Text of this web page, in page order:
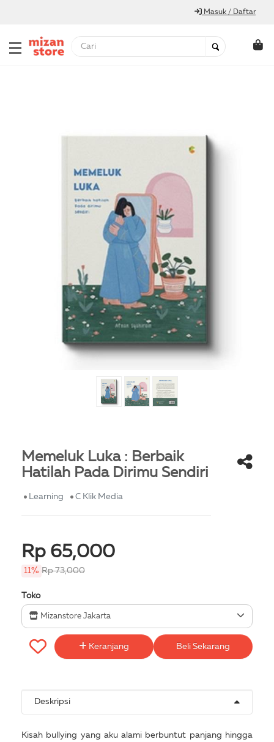
Masuk / Daftar
Memeluk Luka : Berbaik
Hatilah Pada Dirimu Sendiri
Learning C Klik Media
Rp 65,000
11% Rp 73,000
Toko
Mizanstore Jakarta
Keranjang Beli Sekarang
Deskripsi
Kisah bullying yang aku alami berbuntut panjang hingga